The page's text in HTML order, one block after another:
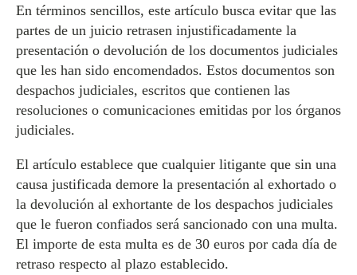
En términos sencillos, este artículo busca evitar que las
partes de un juicio retrasen injustificadamente la
presentación o devolución de los documentos judiciales
que les han sido encomendados. Estos documentos son
despachos judiciales, escritos que contienen las
resoluciones o comunicaciones emitidas por los órganos
judiciales.
El artículo establece que cualquier litigante que sin una
causa justificada demore la presentación al exhortado o
la devolución al exhortante de los despachos judiciales
que le fueron confiados será sancionado con una multa.
El importe de esta multa es de 30 euros por cada día de
retraso respecto al plazo establecido.